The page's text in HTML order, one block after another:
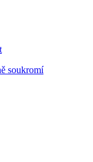
soukromí